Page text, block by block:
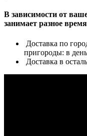
В зависимости от
занимает разное
Доставка по
пригороды: в
Доставка в